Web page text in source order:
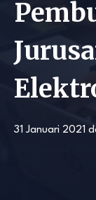
31 Januari 2021